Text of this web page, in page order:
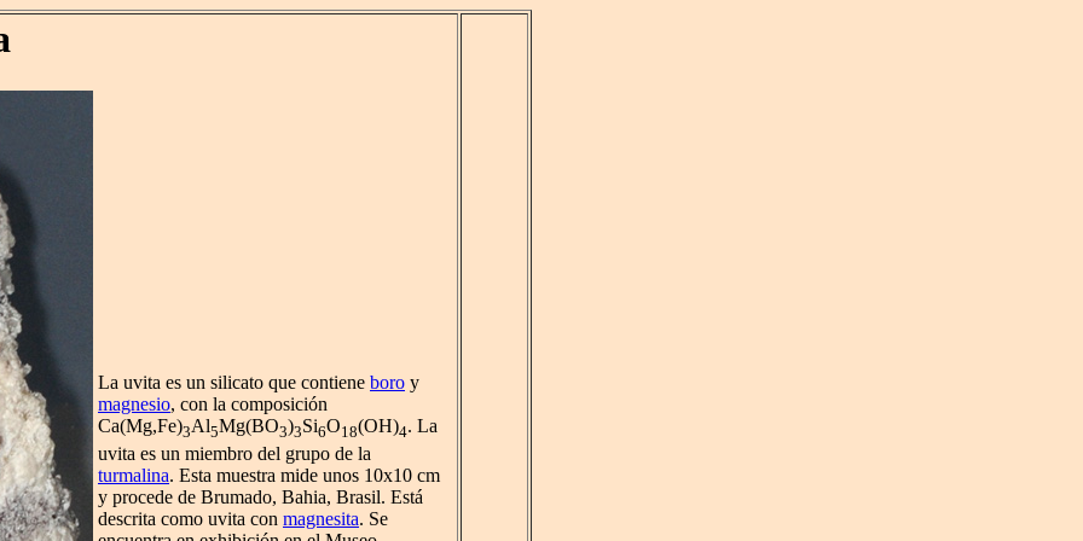
La uvita es un silicato que contiene boro y
magnesio, con la composición
Ca(Mg,Fe)3Al5Mg(BO3)3Si6O18(OH)4. La
uvita es un miembro del grupo de la
turmalina. Esta muestra mide unos 10x10 cm
y procede de Brumado, Bahia, Brasil. Está
descrita como uvita con magnesita. Se